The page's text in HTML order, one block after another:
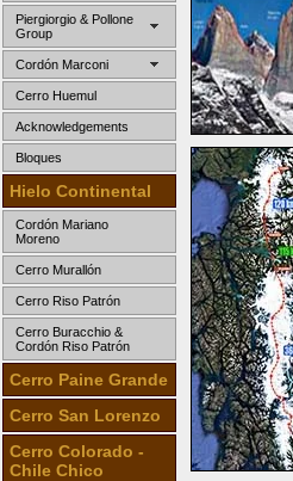
Piergiorgio & Pollone
Group
Cordón Marconi
Cerro Huemul
Acknowledgements
Bloques
Hielo Continental
Cordón Mariano
Moreno
Cerro Murallón
Cerro Riso Patrón
Cerro Buracchio &
Cordón Riso Patrón
Cerro Paine Grande
Cerro San Lorenzo
Cerro Colorado -
Chile Chico